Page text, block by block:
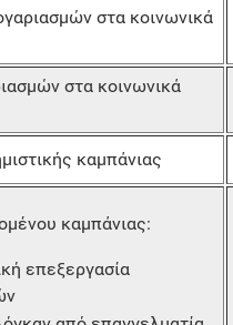
στα κοινωνικά
στα κοινωνικά
καμπάνιας
καμπάνιας:
επεξεργασία